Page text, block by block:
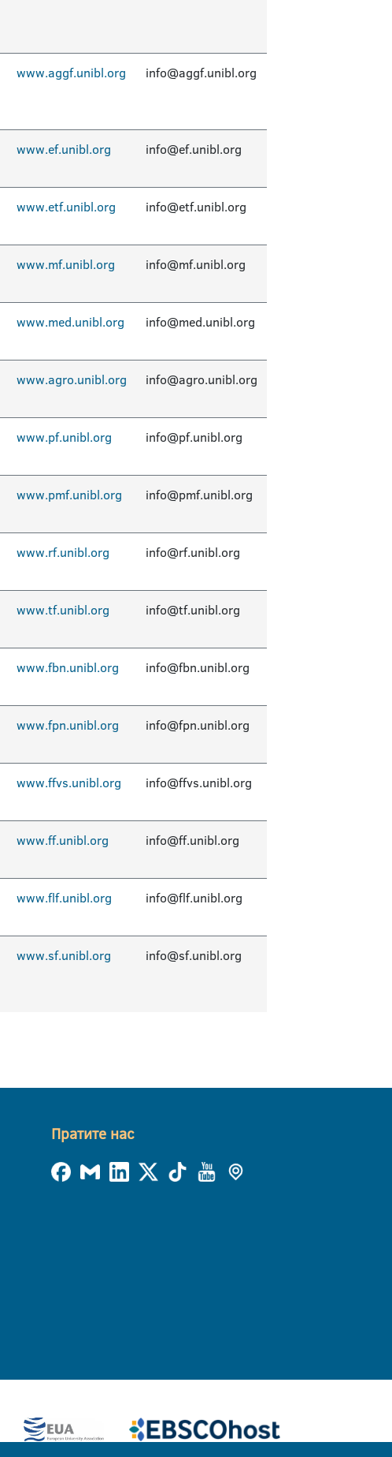
www.aggf.unibl.org info@aggf.unibl.org
www.ef.unibl.org info@ef.unibl.org
www.etf.unibl.org info@etf.unibl.org
www.mf.unibl.org info@mf.unibl.org
www.med.unibl.org info@med.unibl.org
www.agro.unibl.org info@agro.unibl.org
www.pf.unibl.org info@pf.unibl.org
www.pmf.unibl.org info@pmf.unibl.org
www.rf.unibl.org info@rf.unibl.org
www.tf.unibl.org info@tf.unibl.org
www.fbn.unibl.org info@fbn.unibl.org
www.fpn.unibl.org info@fpn.unibl.org
www.ffvs.unibl.org info@ffvs.unibl.org
www.ff.unibl.org info@ff.unibl.org
www.flf.unibl.org info@flf.unibl.org
www.sf.unibl.org info@sf.unibl.org
Пратите нас